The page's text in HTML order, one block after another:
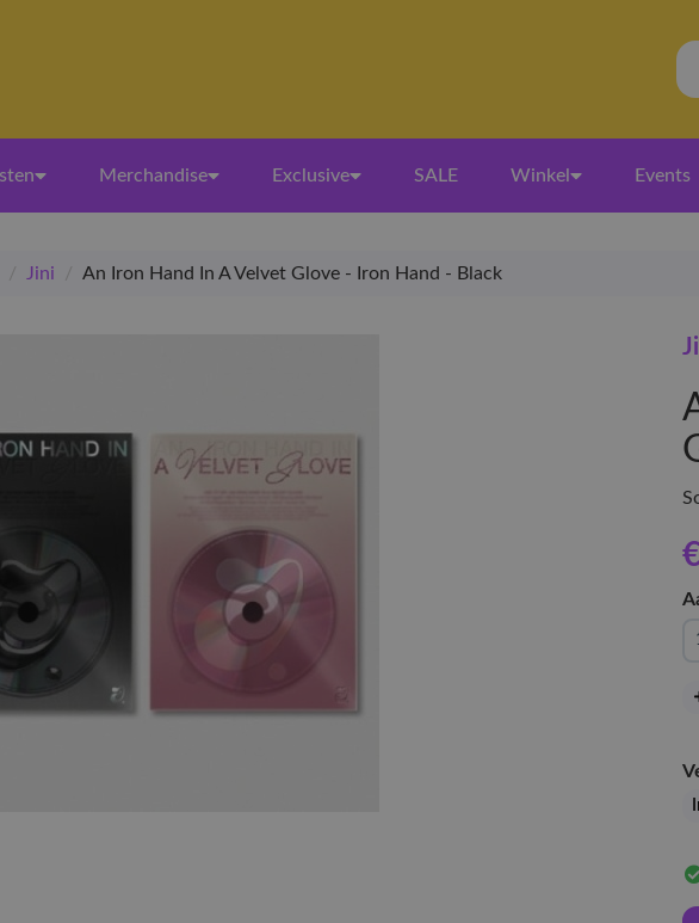
Merchandise Exclusive SALE Winkel Events
/ Jini / An Iron Hand In A Velvet Glove - Iron Hand - Black